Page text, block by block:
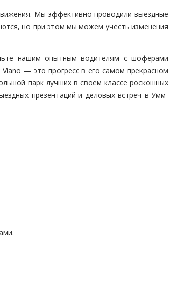
Мы эффективно проводили выездные
но при этом мы можем учесть изменения
нашим опытным водителям с шоферами
— это прогресс в его самом прекрасном
парк лучших в своем классе роскошных
презентаций и деловых встреч в Умм-